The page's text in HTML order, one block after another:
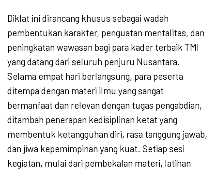
Diklat ini dirancang khusus sebagai wadah
pembentukan karakter, penguatan mentalitas, dan
peningkatan wawasan bagi para kader terbaik TMI
yang datang dari seluruh penjuru Nusantara.
Selama empat hari berlangsung, para peserta
ditempa dengan materi ilmu yang sangat
bermanfaat dan relevan dengan tugas pengabdian,
ditambah penerapan kedisiplinan ketat yang
membentuk ketangguhan diri, rasa tanggung jawab,
dan jiwa kepemimpinan yang kuat. Setiap sesi
kegiatan, mulai dari pembekalan materi, latihan